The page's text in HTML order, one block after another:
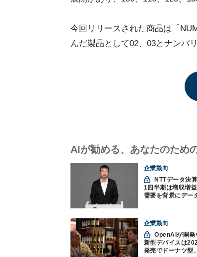
今回リリースされた商品は「
んだ製品として02、03とナンバ
AIが勧める、あなたのため
企業動向
1四半期は増収増
需要を背景にデー
企業動向
OpenAIが開発中の
新型デバイスは
発売でドーナツ型